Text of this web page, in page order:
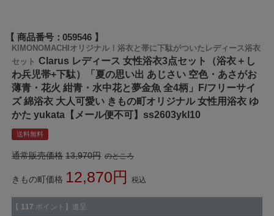
商品番号 059546
KIMONOMACHIオリジナル！浴衣と帯に下駄がついたレディース浴衣
セット Clarus レディース 女性浴衣3点セット（浴衣＋し
わ兵児帯+下駄）「夏の思い出 あじさい 空色・あさがお
薄青・花火 紺青・水中花と夢金魚 全4柄」F/フリーサイ
ズ 綿浴衣 大人可愛い きもの町オリジナル 女性用浴衣 ゆ
かた yukata【メール便不可】ss2603ykl10
送料無料
通常販売価格 13,970 のところ
きもの町価格 12,870 税込
【 117 ポイント】進呈